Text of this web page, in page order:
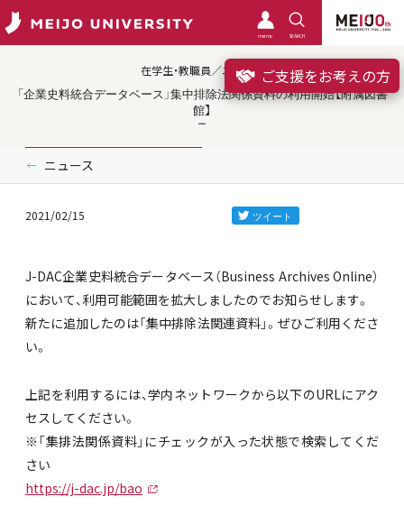
meimo SEARCH
ご支援をお考えの方
在学生・教職員／ニュース
「企業史料統合データベース」集中排除法関係資料の利用開始【附属図書
館】
ニュース
2021/02/15
J-DAC企業史料統合データベース（Business Archives Online）
において、利用可能範囲を拡大しましたのでお知らせします。
新たに追加したのは「集中排除法関連資料」。ぜひご利用くださ
い。
上記を利用するには、学内ネットワークから以下のURLにアク
セスしてください。
※「集排法関係資料」にチェックが入った状態で検索してくだ
さい
https://j-dac.jp/bao